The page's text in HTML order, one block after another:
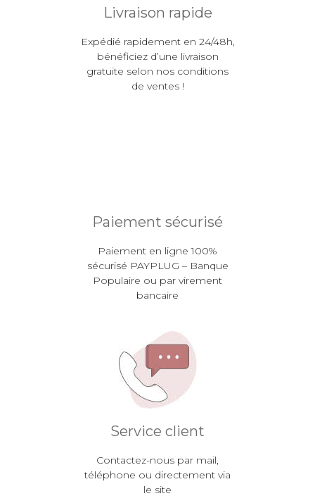
Livraison rapide
Expédié rapidement en 24/48h,
bénéficiez d’une livraison
gratuite selon nos conditions
de ventes !
Paiement sécurisé
Paiement en ligne 100%
sécurisé PAYPLUG – Banque
Populaire ou par virement
bancaire
Service client
Contactez-nous par mail,
téléphone ou directement via
le site